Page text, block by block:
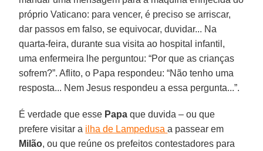
próprio Vaticano: para vencer, é preciso se arriscar,
dar passos em falso, se equivocar, duvidar... Na
quarta-feira, durante sua visita ao hospital infantil,
uma enfermeira lhe perguntou: “Por que as crianças
sofrem?”. Aflito, o Papa respondeu: “Não tenho uma
resposta... Nem Jesus respondeu a essa pergunta...”.
É verdade que esse Papa que duvida – ou que
prefere visitar a ilha de Lampedusaa passear em
Milão, ou que reúne os prefeitos contestadores para